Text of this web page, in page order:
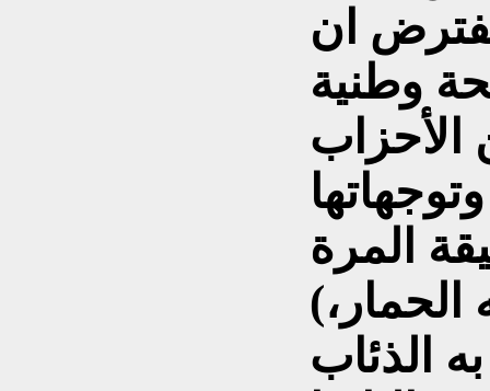
ان
وطنية
الأحزاب
المرة
(شعب الخراف، يتقدمه الحمار،